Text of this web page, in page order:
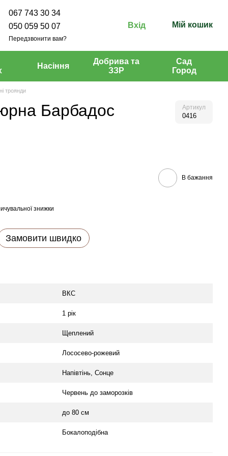
067 743 30 34
050 059 50 07
Передзвонити вам?
Вхід Мій кошик
Насіння
Добрива та
ЗЗР
Сад
Город
троянди
Барбадос
Артикул
0416
В бажання
знижки
Замовити швидко
ВКС
1 рік
Щеплений
Лососево-рожевий
Напівтінь, Сонце
Червень до заморозків
до 80 см
Бокалоподібна